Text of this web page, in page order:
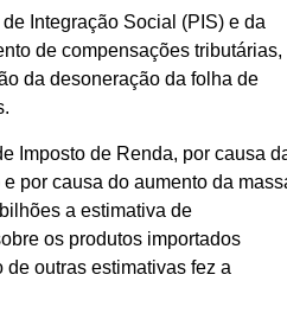
Integração Social (PIS) e da
de compensações tributárias,
da desoneração da folha de
Imposto de Renda, por causa
por causa do aumento da
a estimativa de
os produtos importados
outras estimativas fez a